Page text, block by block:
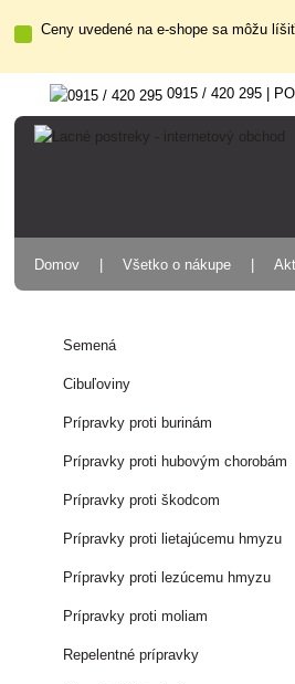
Ceny uvedené na e-shope sa môžu
0915 / 420 295 |
Domov Všetko o nákupe
Semená
Cibuľoviny
Prípravky proti burinám
Prípravky proti hubovým chorobám
Prípravky proti škodcom
Prípravky proti lietajúcemu hmyzu
Prípravky proti lezúcemu hmyzu
Prípravky proti moliam
Repelentné prípravky